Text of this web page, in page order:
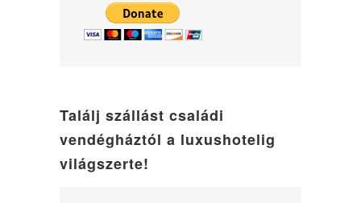
Találj szállást családi
vendégháztól a luxushotelig
világszerte!